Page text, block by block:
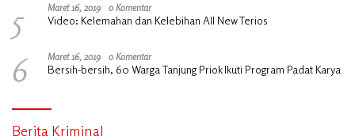
5 Maret 16, 2019 0 Komentar
Video: Kelemahan dan Kelebihan All New Terios
6 Maret 16, 2019 0 Komentar
Bersih-bersih, 60 Warga Tanjung Priok Ikuti Program Padat Karya
Berita Kriminal